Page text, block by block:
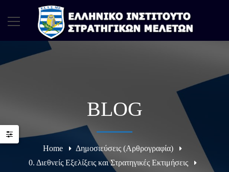
BLOG
Home
Δημοσιεύσεις (Αρθρογραφία)
0. Διεθνείς Εξελίξεις και Στρατηγικές Εκτιμήσεις